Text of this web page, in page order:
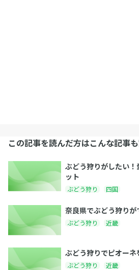
この記事を読んだ方はこんな記事
ぶどう狩りがしたい
ット
ぶどう狩り 四国
奈良県でぶどう狩り
ぶどう狩り 近畿
ぶどう狩りでピオー
ぶどう狩り 近畿